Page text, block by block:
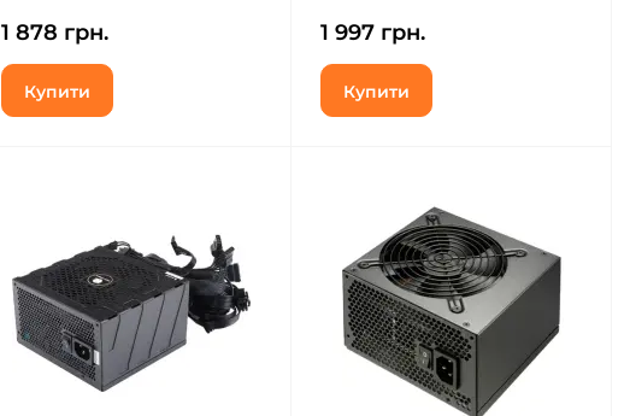
1 878 грн.
Купити
1 997 грн.
Купити